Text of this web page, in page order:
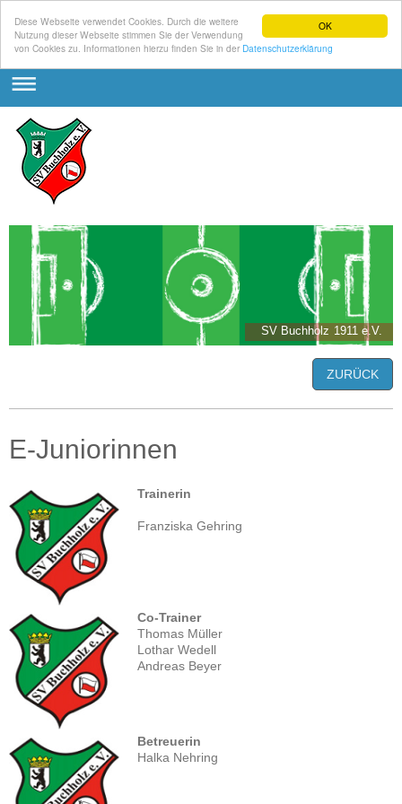
OK
Diese Webseite verwendet Cookies. Durch die weitere
Nutzung dieser Webseite stimmen Sie der Verwendung
von Cookies zu. Informationen hierzu finden Sie in der Datenschutzerklärung
SV Buchholz 1911 e.V.
ZURÜCK
E-Juniorinnen
Trainerin
Franziska Gehring
Co-Trainer
Thomas Müller
Lothar Wedell
Andreas Beyer
Betreuerin
Halka Nehring